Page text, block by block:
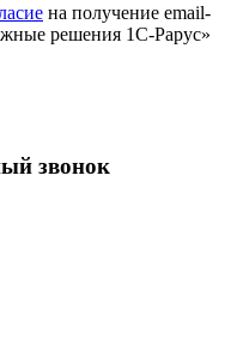
на получение email-
решения 1С-Рарус»
звонок